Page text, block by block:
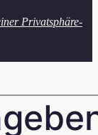
Privatsphäre-